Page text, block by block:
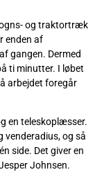
og traktortræk
enden af
gangen. Dermed
ti minutter. I løbet
arbejdet foregår
en teleskoplæsser.
venderadius, og så
side. Det giver en
Johnsen.